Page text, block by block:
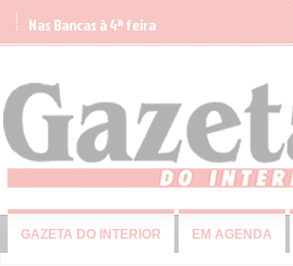
Nas Bancas à 4ª feira
GAZETA DO INTERIOR EM AGENDA